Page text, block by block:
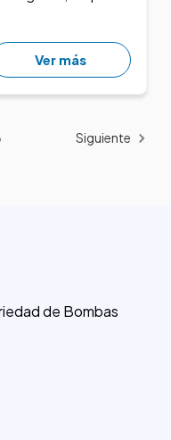
Ver más
Siguiente
de Bombas